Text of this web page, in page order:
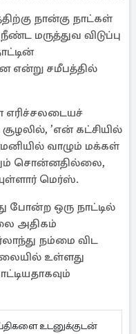
நான்கு நாட்கள்
மருத்துவ விடுப்பு
என்று சமீபத்தில்
’என் கட்சியில்
வாழும் மக்கள்
சொன்னதில்லை,
மெர்ஸ்.
போன்ற ஒரு நாட்டில்
அதிகம்
நம்மை விட
உள்ளது
உடனுக்குடன்